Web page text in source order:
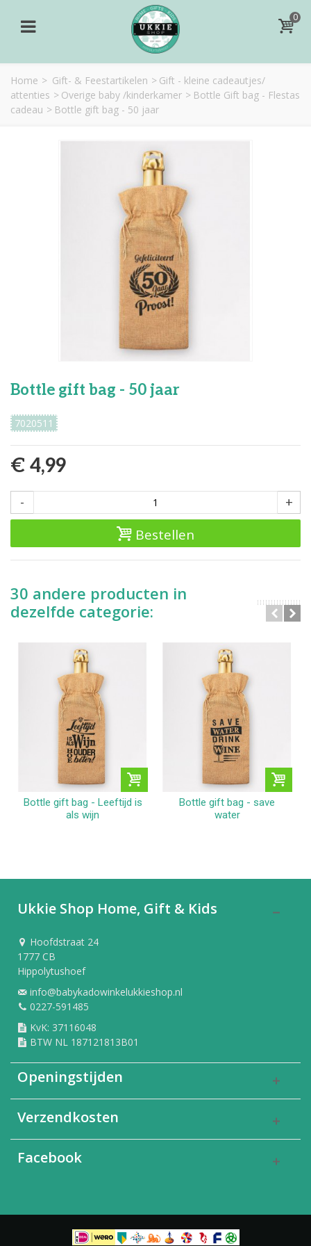
0
Home > Gift- & Feestartikelen > Gift - kleine cadeautjes/
attenties > Overige baby /kinderkamer > Bottle Gift bag - Flestas
cadeau > Bottle gift bag - 50 jaar
Bottle gift bag - 50 jaar
7020511
€ 4,99
- +
Bestellen
30 andere producten in
dezelfde categorie:
Bottle gift bag - Leeftijd is
als wijn
Bottle gift bag - save
water
Ukkie Shop Home, Gift & Kids
Hoofdstraat 24
1777 CB
Hippolytushoef
info@babykadowinkelukkieshop.nl
0227-591485
KvK: 37116048
BTW NL 187121813B01
Openingstijden
Verzendkosten
Facebook